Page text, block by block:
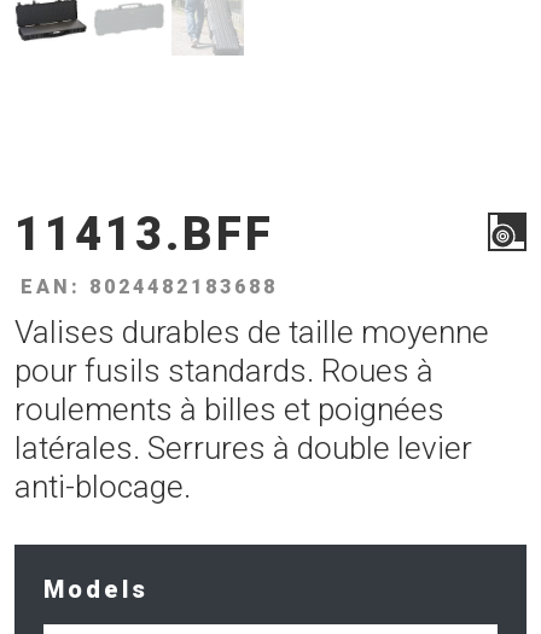
11413.BFF
EAN: 8024482183688
Valises durables de taille moyenne
pour fusils standards. Roues à
roulements à billes et poignées
latérales. Serrures à double levier
anti-blocage.
Models